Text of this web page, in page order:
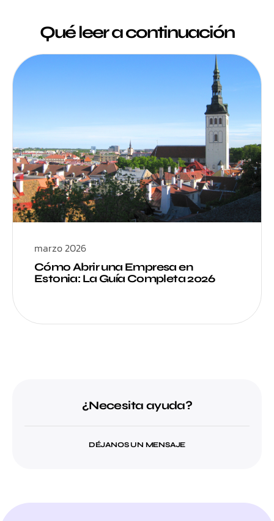
Qué leer a continuación
marzo 2026
Cómo Abrir una Empresa en
Estonia: La Guía Completa 2026
¿Necesita ayuda?
DÉJANOS UN MENSAJE